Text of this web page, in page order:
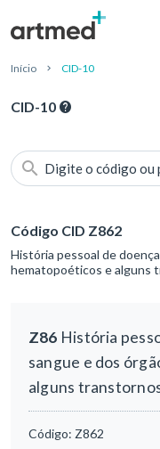
Início CID-10
CID-10
Digite o código ou
Código CID Z862
História pessoal de
hematopoéticos e alguns
Z86 História
sangue e dos
alguns
Código: Z862